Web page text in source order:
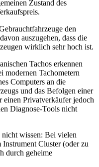
Zustand des
den
auszugehen, dass die
wirklich sehr hoch ist.
Tachos erkennen
modernen Tachometern
Computers an die
und das Befolgen einer
einen Privatverkäufer jedoch
Diagnose-Tools nicht
nicht wissen: Bei vielen
Cluster (oder zu
durch geheime